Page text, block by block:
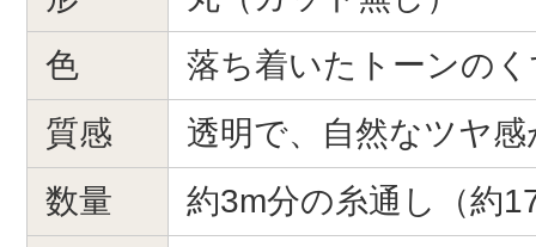
色
落ち着いたトーンの
質感
透明で、自然なツヤ
数量
約3m分の糸通し（約